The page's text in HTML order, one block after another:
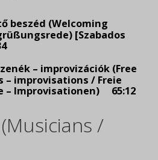
beszéd (Welcoming
[Szabados
– improvizációk (Free
– improvisations / Freie
– Improvisationen) 65:12
/